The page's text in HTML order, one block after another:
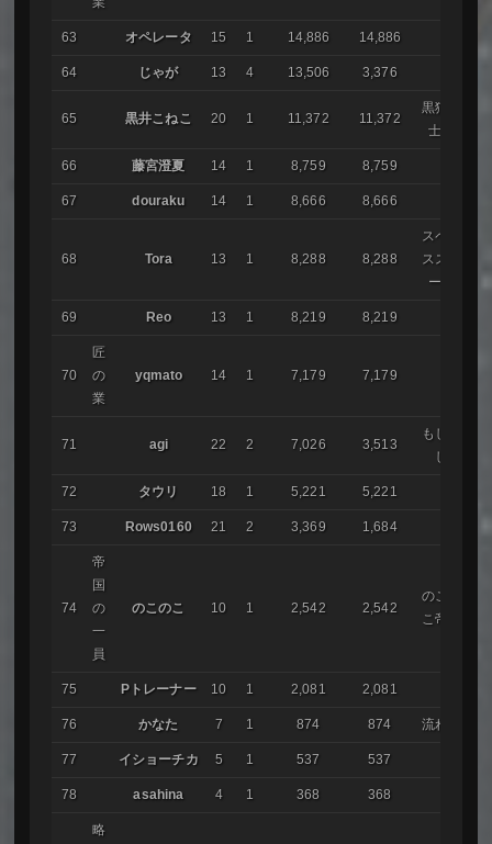
63 オペレータ 15 1 14,886 14,886
64 じゃが 13 4 13,506 3,376
65 黒井こねこ 20 1 11,372 11,372
黒猫騎
士団
66 藤宮澄夏 14 1 8,759 8,759
67 douraku 14 1 8,666 8,666
68 Tora 13 1 8,288 8,288
スペー
ススト
ーム
69 Reo 13 1 8,219 8,219
70
匠
の
業
yqmato 14 1 7,179 7,179
71 agi 22 2 7,026 3,513
もしも
し
72 タウリ 18 1 5,221 5,221
73 Rows0160 21 2 3,369 1,684
74
帝
国
の
一
員
のこのこ 10 1 2,542 2,542
のこの
こ帝国
75 Pトレーナー 10 1 2,081 2,081
76 かなた 7 1 874 874 流れ星
77 イショーチカ 5 1 537 537
78 asahina 4 1 368 368
略